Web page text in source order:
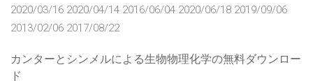
2020/03/16 2020/04/14 2016/06/04 2020/06/18 2019/09/06
2013/02/06 2017/08/22
カンターとシンメルによる生物物理化学の無料ダウンロー
ド